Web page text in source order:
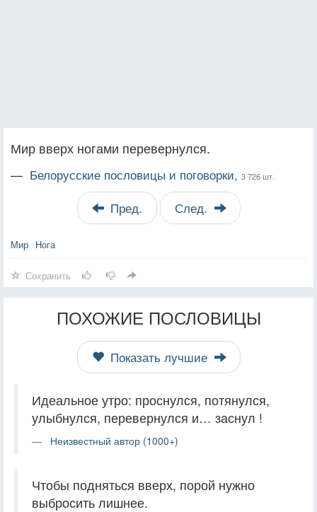
Мир вверх ногами перевернулся.
— Белорусские пословицы и поговорки, 3 726 шт.
Пред. След.
Мир Нога
Сохранить
ПОХОЖИЕ ПОСЛОВИЦЫ
Показать лучшие
Идеальное утро: проснулся, потянулся,
улыбнулся, перевернулся и… заснул !
Неизвестный автор (1000+)
Чтобы подняться вверх, порой нужно
выбросить лишнее.